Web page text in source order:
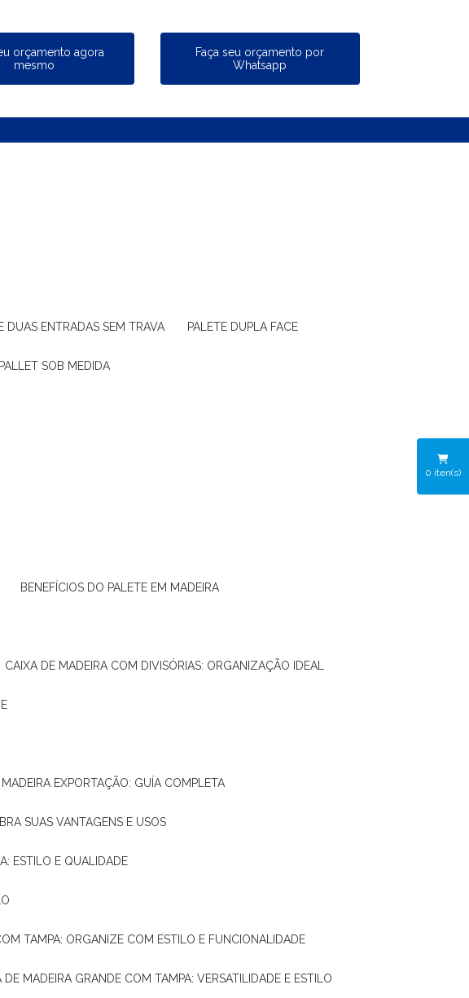
orçamento agora
mesmo
Faça seu orçamento por
Whatsapp
DUAS ENTRADAS SEM TRAVA PALETE DUPLA FACE
PALLET SOB MEDIDA
BENEFÍCIOS DO PALETE EM MADEIRA
CAIXA DE MADEIRA COM DIVISÓRIAS: ORGANIZAÇÃO IDEAL
MADEIRA EXPORTAÇÃO: GUÍA COMPLETA
SUAS VANTAGENS E USOS
ESTILO E QUALIDADE
TAMPA: ORGANIZE COM ESTILO E FUNCIONALIDADE
DE MADEIRA GRANDE COM TAMPA: VERSATILIDADE E ESTILO
0 iten(s)